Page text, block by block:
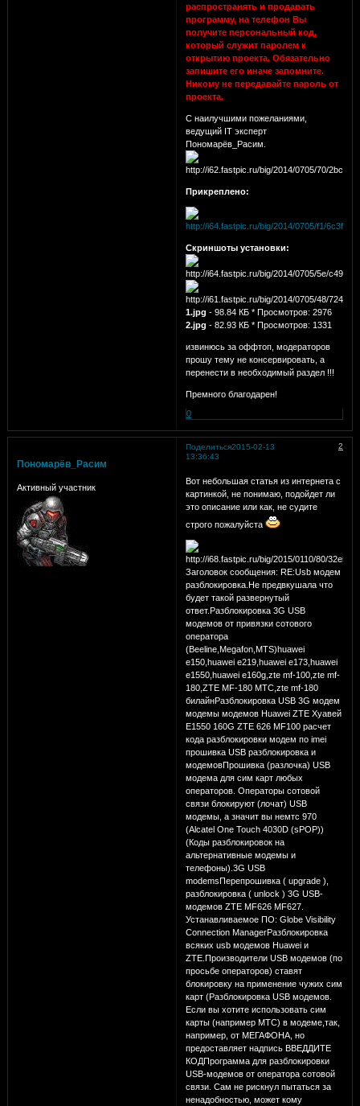
распространять и продавать
программу, на телефон Вы
получите персональный код,
который служит паролем к
открытию проекта. Обязательно
запишите его иначе запомните.
Никому не передавайте пароль от
проекта.
С наилучшими пожеланиями,
ведущий IT эксперт
Пономарёв_Расим.
Прикреплено:
Скриншоты установки:
1.jpg - 98.84 КБ * Просмотров: 2976
2.jpg - 82.93 КБ * Просмотров: 1331
извинюсь за оффтоп, модераторов
прошу тему не консервировать, а
перенести в необходимый раздел !!!
Премного благодарен!
0
Поделиться 2
2015-02-13
13:36:43
Пономарёв_Расим
Активный участник
Вот небольшая статья из интернета с
картинкой, не понимаю, подойдет ли
это описание или как, не судите
строго пожалуйста
Заголовок сообщения: RE:Usb модем
разблокировка.Не предвкушала что
будет такой развернутый
ответ.Разблокировка 3G USB
модемов от привязки сотового
оператора
(Beeline,Megafon,MTS)huawei
e150,huawei e219,huawei e173,huawei
e1550,huawei e160g,zte mf-100,zte mf-
180,ZTE MF-180 МТС,zte mf-180
билайнРазблокировка USB 3G модем
модемы модемов Huawei ZTE Хуавей
E1550 160G ZTE 626 MF100 расчет
кода разблокировки модем по imei
прошивка USB разблокировка и
модемовПрошивка (разлочка) USB
модема для сим карт любых
операторов. Операторы сотовой
связи блокируют (лочат) USB
модемы, а значит вы немтс 970
(Alcatel One Touch 4030D (sPOP))
(Коды разблокировок на
альтернативные модемы и
телефоны).3G USB
modemsПерепрошивка ( upgrade ),
разблокировка ( unlock ) 3G USB-
модемов ZTE MF626 MF627.
Устанавливаемое ПО: Globe Visibility
Connection ManagerРазблокировка
всяких usb модемов Huawei и
ZTE.Производители USB модемов (по
просьбе операторов) ставят
блокировку на применение чужих сим
карт (Разблокировка USB модемов.
Если вы хотите использовать сим
карты (например МТС) в модеме,так,
например, от МЕГАФОНА, но
предоставляет надпись ВВЕДДИТЕ
КОДПрограмма для разблокировки
USB-модемов от оператора сотовой
связи. Сам не рискнул пытаться за
ненадобностью, может кому